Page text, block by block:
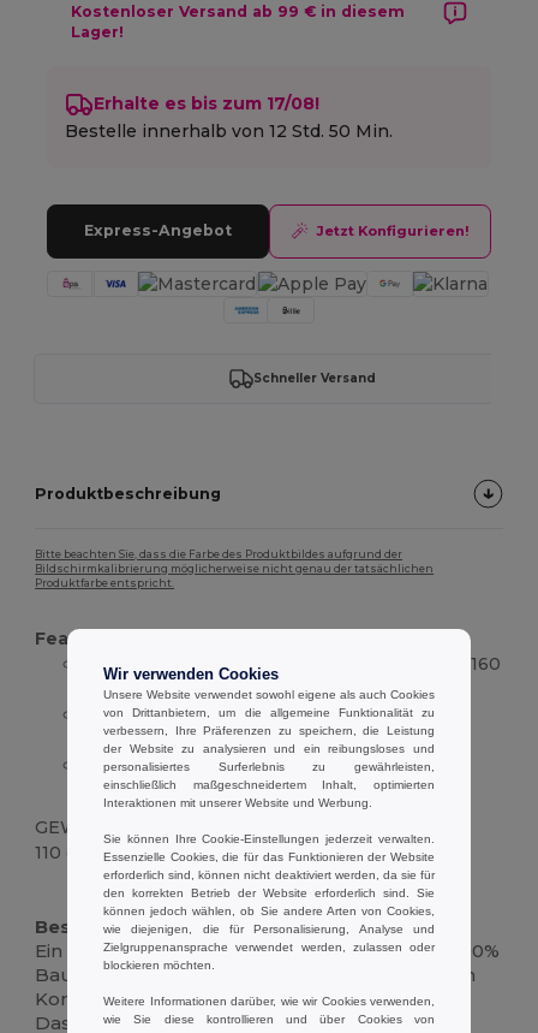
Kostenloser Versand ab 99 € in diesem
Lager!
Erhalte es bis zum 17/08!
Bestelle innerhalb von12 Std. 50 Min.
Express-Angebot Jetzt Konfigurieren!
Schneller Versand
Produktbeschreibung
Bitte beachten Sie, dass die Farbe des Produktbildes aufgrund der
Bildschirmkalibrierung möglicherweise nicht genau der tatsächlichen
Produktfarbe entspricht.
Features :
Zusammensetzung: 100% Baumwoll-Jersey, 160
g/m², kardiertes Garn
Ausschnitt: Rundhalsausschnitt mit
eingefassten Kanten
Rückenform und Ärmel: ärmellos mit T-
förmigem (Racer) Rücken
GEWICHT
110 g.
Hoher Bestand Anpassbar
Beschreibung:
Ein weiches, alltagstaugliches Tank-Top aus 100%
Baumwolljersey (160 g/m²) für atmungsaktiven
Komfort und langanhaltenden Tragekomfort.
Das ärmellose Modell hat einen
Wir verwenden Cookies
Unsere Website verwendet sowohl eigene als auch Cookies
von Drittanbietern, um die allgemeine Funktionalität zu
verbessern, Ihre Präferenzen zu speichern, die Leistung
der Website zu analysieren und ein reibungsloses und
personalisiertes Surferlebnis zu gewährleisten,
einschließlich maßgeschneidertem Inhalt, optimierten
Interaktionen mit unserer Website und Werbung.
Sie können Ihre Cookie-Einstellungen jederzeit verwalten.
Essenzielle Cookies, die für das Funktionieren der Website
erforderlich sind, können nicht deaktiviert werden, da sie für
den korrekten Betrieb der Website erforderlich sind. Sie
können jedoch wählen, ob Sie andere Arten von Cookies,
wie diejenigen, die für Personalisierung, Analyse und
Zielgruppenansprache verwendet werden, zulassen oder
blockieren möchten.
Weitere Informationen darüber, wie wir Cookies verwenden,
wie Sie diese kontrollieren und über Cookies von